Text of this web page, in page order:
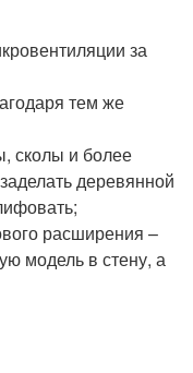
за
тем же
сколы и более
деревянной
расширения –
модель в стену, а